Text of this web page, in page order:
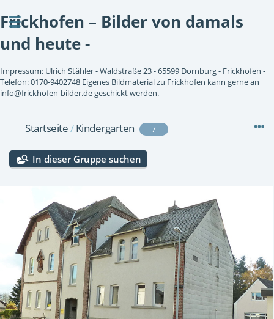
Frickhofen – Bilder von damals
und heute -
Impressum: Ulrich Stähler - Waldstraße 23 - 65599 Dornburg - Frickhofen -
Telefon: 0170-9402748 Eigenes Bildmaterial zu Frickhofen kann gerne an
info@frickhofen-bilder.de geschickt werden.
Startseite/Kindergarten 7
In dieser Gruppe suchen